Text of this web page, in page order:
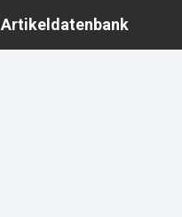
Artikeldatenbank